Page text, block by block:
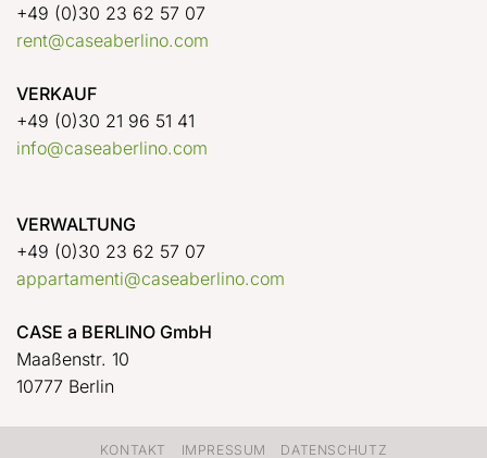
+49 (0)30 23 62 57 07
rent@caseaberlino.com
VERKAUF
+49 (0)30 21 96 51 41
info@caseaberlino.com
VERWALTUNG
+49 (0)30 23 62 57 07
appartamenti@caseaberlino.com
CASE a BERLINO GmbH
Maaßenstr. 10
10777 Berlin
KONTAKT IMPRESSUM DATENSCHUTZ